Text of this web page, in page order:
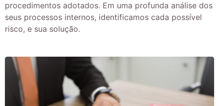
procedimentos adotados. Em uma profunda análise dos
seus processos internos, identificamos cada possível
risco, e sua solução.